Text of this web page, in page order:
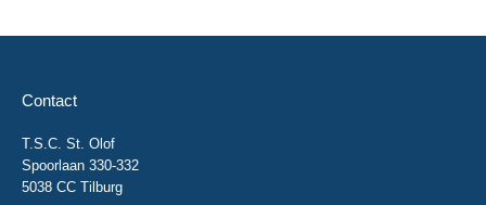
Contact
T.S.C. St. Olof
Spoorlaan 330-332
5038 CC Tilburg